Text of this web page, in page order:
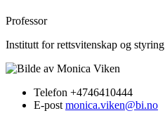
Professor
Institutt for rettsvitenskap og styring
Telefon +4746410444
E-post monica.viken@bi.no